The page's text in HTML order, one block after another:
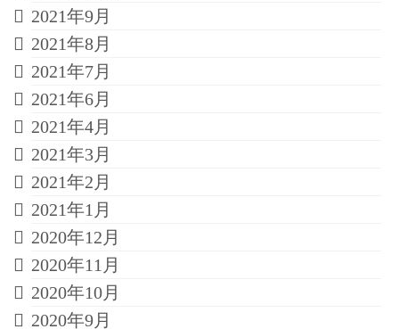
2021年9月
2021年8月
2021年7月
2021年6月
2021年4月
2021年3月
2021年2月
2021年1月
2020年12月
2020年11月
2020年10月
2020年9月